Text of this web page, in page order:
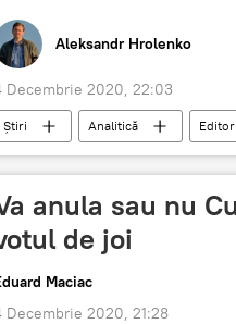
Aleksandr Hrolenko
Decembrie 2020, 22:03
Știri Analitică
anula sau nu
de joi
Maciac
Decembrie 2020, 21:28